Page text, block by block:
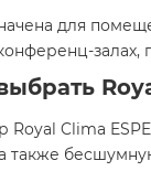
для
залах,
Clima
также